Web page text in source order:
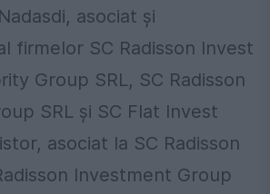
asociat şi
firmelor SC Radisson Invest
Group SRL, SC Radisson
SRL şi SC Flat Invest
asociat la SC Radisson
Investment Group